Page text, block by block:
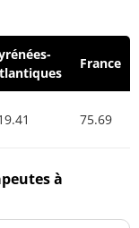
France
75.69
à